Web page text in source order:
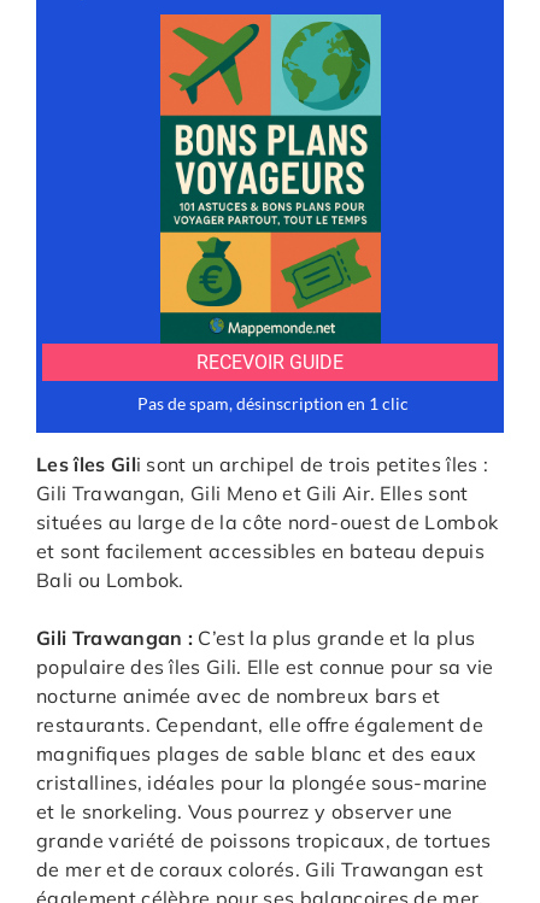
Les îles Gili sont un archipel de trois petites îles :
Gili Trawangan, Gili Meno et Gili Air. Elles sont
situées au large de la côte nord-ouest de Lombok
et sont facilement accessibles en bateau depuis
Bali ou Lombok.
Gili Trawangan : C’est la plus grande et la plus
populaire des îles Gili. Elle est connue pour sa vie
nocturne animée avec de nombreux bars et
restaurants. Cependant, elle offre également de
magnifiques plages de sable blanc et des eaux
cristallines, idéales pour la plongée sous-marine
et le snorkeling. Vous pourrez y observer une
grande variété de poissons tropicaux, de tortues
de mer et de coraux colorés. Gili Trawangan est